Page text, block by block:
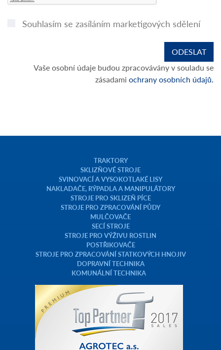
Souhlasím se zasíláním marketigových sdělení
Vaše osobní údaje budou zpracovávány v souladu se
zásadami ochrany osobních údajů.
TRAKTORY
SKLIZŇOVÉ STROJE
SVINOVACÍ A VYSOKOTLAKÉ LISY
NAKLADAČE, RÝPADLA A MANIPULÁTORY
STROJE PRO SKLIZEŇ PÍCE
STROJE PRO ZPRACOVÁNÍ PŮDY
MULČOVAČE
SECÍ STROJE
STROJE PRO VÝŽIVU ROSTLIN
POSTŘIKOVAČE
STROJE PRO ZPRACOVÁNÍ STATKOVÝCH HNOJIV
DOPRAVNÍ TECHNIKA
KOMUNÁLNÍ TECHNIKA